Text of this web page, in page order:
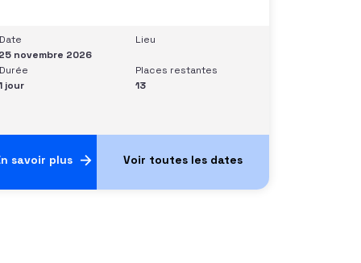
degré de force de conviction et sur
quoi elle se fonde (mots, attitude, …),
est sa situation de
25 novembre 2026
Lieu
jour
Places restantes
13
savoir plus